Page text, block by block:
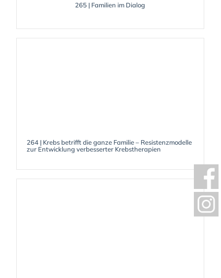
265 | Familien im Dialog
264 | Krebs betrifft die ganze Familie – Resistenzmodelle
zur Entwicklung verbesserter Krebstherapien